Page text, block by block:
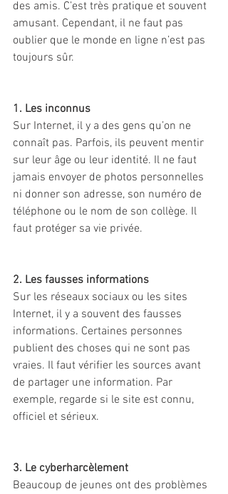
des amis. C’est très pratique et souvent
amusant. Cependant, il ne faut pas
oublier que le monde en ligne n’est pas
toujours sûr.
1. Les inconnus
Sur Internet, il y a des gens qu’on ne
connaît pas. Parfois, ils peuvent mentir
sur leur âge ou leur identité. Il ne faut
jamais envoyer de photos personnelles
ni donner son adresse, son numéro de
téléphone ou le nom de son collège. Il
faut protéger sa vie privée.
2. Les fausses informations
Sur les réseaux sociaux ou les sites
Internet, il y a souvent des fausses
informations. Certaines personnes
publient des choses qui ne sont pas
vraies. Il faut vérifier les sources avant
de partager une information. Par
exemple, regarde si le site est connu,
officiel et sérieux.
3. Le cyberharcèlement
Beaucoup de jeunes ont des problèmes